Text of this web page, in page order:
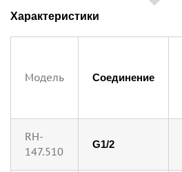
Характеристики
Модель Соединение
RH-
147.510
G1/2